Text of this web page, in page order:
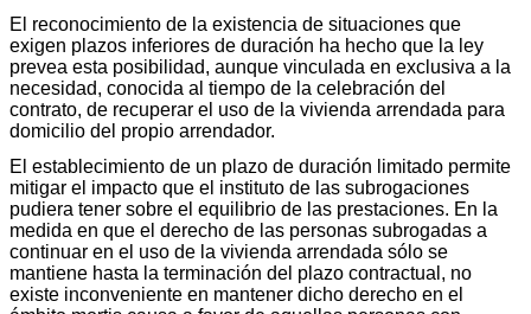
El reconocimiento de la existencia de situaciones que
exigen plazos inferiores de duración ha hecho que la ley
prevea esta posibilidad, aunque vinculada en exclusiva a la
necesidad, conocida al tiempo de la celebración del
contrato, de recuperar el uso de la vivienda arrendada para
domicilio del propio arrendador.
El establecimiento de un plazo de duración limitado permite
mitigar el impacto que el instituto de las subrogaciones
pudiera tener sobre el equilibrio de las prestaciones. En la
medida en que el derecho de las personas subrogadas a
continuar en el uso de la vivienda arrendada sólo se
mantiene hasta la terminación del plazo contractual, no
existe inconveniente en mantener dicho derecho en el